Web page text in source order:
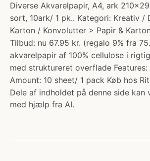
Diverse Akvarelpapir, A4, ark
sort, 10ark/ 1 pk.. Kategori: Kreativ /
Karton / Konvolutter > Papir &
Tilbud: nu 67.95 kr. (regalo 9% fra
akvarelpapir af 100% cellulose i
med struktureret overflade
Amount: 10 sheet/ 1 pack Køb hos
Dele af indholdet på denne side kan
med hjælp fra AI.